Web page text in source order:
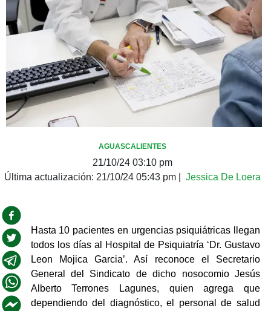
AGUASCALIENTES
21/10/24 03:10 pm
Última actualización: 21/10/24 05:43 pm Jessica De Loera
Hasta 10 pacientes en urgencias psiquiátricas llegan
todos los días al Hospital de Psiquiatría ‘Dr. Gustavo
Leon Mojica Garcia’. Así reconoce el Secretario
General del Sindicato de dicho nosocomio Jesús
Alberto Terrones Lagunes, quien agrega que
dependiendo del diagnóstico, el personal de salud